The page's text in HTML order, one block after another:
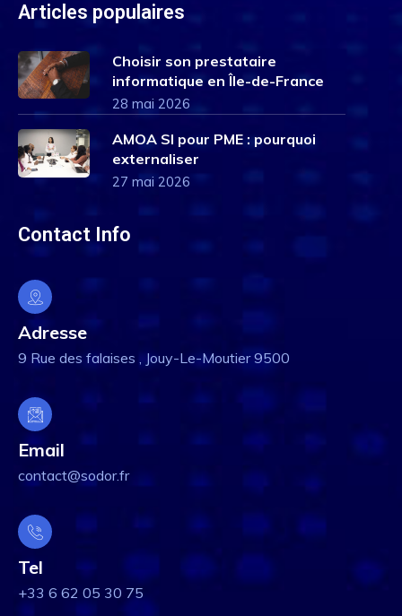
Articles populaires
Choisir son prestataire
informatique en Île-de-France
28 mai 2026
AMOA SI pour PME : pourquoi
externaliser
27 mai 2026
Contact Info
Adresse
9 Rue des falaises , Jouy-Le-Moutier 9500
Email
contact@sodor.fr
Tel
+33 6 62 05 30 75